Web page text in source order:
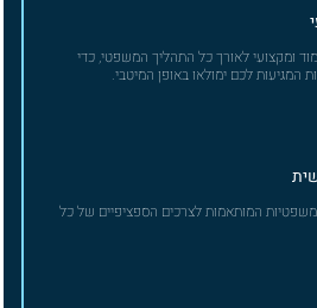
ומקצועי לאורך כל התהליך המשפטי, כדי
המגיעות לכם ימולאו באופן המיטבי.
משפטיות המותאמות לצרכים הספציפיים של כל